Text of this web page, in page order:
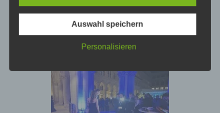
bezüglich Arbeitsleistung, wirtschaftlicher Lage,
Gesundheit, persönlicher Vorlieben, Interessen,
Zuverlässigkeit, Verhalten, Aufenthaltsort oder
Ortswechsel dieser natürlichen Person zu
f) Pseudonymisierung
Pseudonymisierung ist die Verarbeitung
personenbezogener Daten in einer Weise, auf
welche die personenbezogenen Daten ohne
Auswahl speichern
Personalisieren